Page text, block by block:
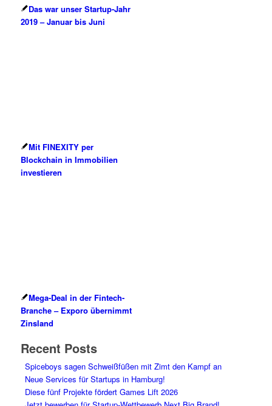
Das war unser Startup-Jahr
2019 – Januar bis Juni
Mit FINEXITY per
Blockchain in Immobilien
investieren
Mega-Deal in der Fintech-
Branche – Exporo übernimmt
Zinsland
Recent Posts
Spiceboys sagen Schweißfüßen mit Zimt den Kampf an
Neue Services für Startups in Hamburg!
Diese fünf Projekte fördert Games Lift 2026